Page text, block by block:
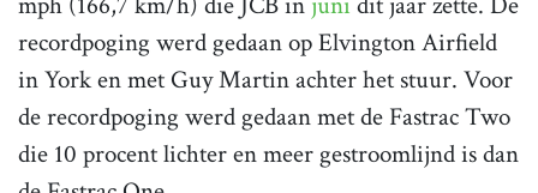
recordpoging werd gedaan op Elvington Airfield
in York en met Guy Martin achter het stuur. Voor
de recordpoging werd gedaan met de Fastrac Two
die 10 procent lichter en meer gestroomlijnd is dan